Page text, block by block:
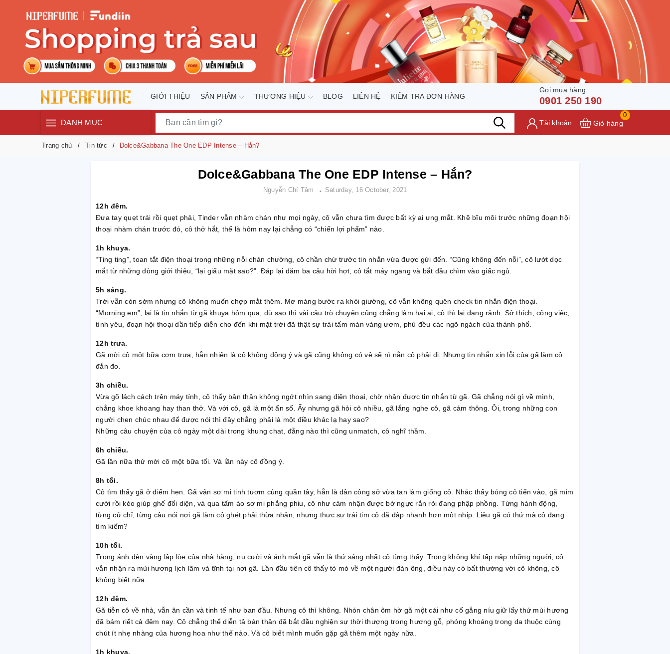
GIỚI THIỆU SẢN PHẨM THƯƠNG HIỆU BLOG LIÊN HỆ KIỂM TRA ĐƠN HÀNG
Gọi mua hàng:
0901 250 190
DANH MỤC Tài khoản
0
Giỏ hàng
Trang chủ Tin tức Dolce&Gabbana The One EDP Intense – Hắn?
Dolce&Gabbana The One EDP Intense – Hắn?
Nguyễn Chí Tâm Saturday, 16 October, 2021
12h đêm.
Đưa tay quẹt trái rồi quẹt phải, Tinder vẫn nhàm chán như mọi ngày, cô vẫn chưa tìm được bất kỳ ai ưng mắt. Khẽ bĩu môi trước những đoạn hội
thoại nhàm chán trước đó, cô thở hắt, thế là hôm nay lại chẳng có “chiến lợi phẩm” nào.
1h khuya.
“Ting ting”, toan tắt điện thoại trong những nỗi chán chường, cô chần chừ trước tin nhắn vừa được gửi đến. “Cũng không đến nỗi”, cô lướt dọc
mắt từ những dòng giới thiệu, “lại giấu mặt sao?”. Đáp lại dăm ba câu hời hợt, cô tắt máy ngang và bắt đầu chìm vào giấc ngủ.
5h sáng.
Trời vẫn còn sớm nhưng cô không muốn chợp mắt thêm. Mơ màng bước ra khỏi giường, cô vẫn không quên check tin nhắn điện thoại.
“Morning em”, lại là tin nhắn từ gã khuya hôm qua, dù sao thì vài câu trò chuyện cũng chẳng làm hại ai, cô thì lại đang rảnh. Sở thích, công việc,
tình yêu, đoạn hội thoại dần tiếp diễn cho đến khi mặt trời đã thật sự trải tấm màn vàng ươm, phủ đều các ngõ ngách của thành phố.
12h trưa.
Gã mời cô một bữa cơm trưa, hẳn nhiên là cô không đồng ý và gã cũng không có vẻ sẽ nì nằn cô phải đi. Nhưng tin nhắn xin lỗi của gã làm cô
đắn đo.
3h chiều.
Vừa gõ lách cách trên máy tính, cô thấy bản thân không ngớt nhìn sang điện thoại, chờ nhận được tin nhắn từ gã. Gã chẳng nói gì về mình,
chẳng khoe khoang hay than thở. Và với cô, gã là một ẩn số. Ấy nhưng gã hỏi cô nhiều, gã lắng nghe cô, gã cảm thông. Ôi, trong những con
người chen chúc nhau để được nói thì đây chẳng phải là một điều khác lạ hay sao?
Những câu chuyện của cô ngày một dài trong khung chat, đằng nào thì cũng unmatch, cô nghĩ thầm.
6h chiều.
Gã lần nữa thử mời cô một bữa tối. Và lần này cô đồng ý.
8h tối.
Cô tìm thấy gã ở điểm hẹn. Gã vận sơ mi tinh tươm cùng quần tây, hẳn là dân công sở vừa tan làm giống cô. Nhác thấy bóng cô tiến vào, gã mỉm
cười rồi kéo giúp ghế đối diện, và qua tấm áo sơ mi phẳng phiu, cô như cảm nhận được bờ ngực rắn rỏi đang phập phồng. Từng hành động,
từng cử chỉ, từng câu nói nơi gã làm cô ghét phải thừa nhận, nhưng thực sự trái tim cô đã đập nhanh hơn một nhịp. Liệu gã có thứ mà cô đang
tìm kiếm?
10h tối.
Trong ánh đèn vàng lập lòe của nhà hàng, nụ cười và ánh mắt gã vẫn là thứ sáng nhất cô từng thấy. Trong không khí tấp nập những người, cô
vẫn nhận ra mùi hương lịch lãm và tĩnh tại nơi gã. Lần đầu tiên cô thấy tò mò về một người đàn ông, điều này có bất thường với cô không, cô
không biết nữa.
12h đêm.
Gã tiễn cô về nhà, vẫn ân cần và tinh tế như ban đầu. Nhưng cô thì không. Nhón chân ôm hờ gã một cái như cố gắng níu giữ lấy thứ mùi hương
đã bám riết cả đêm nay. Cô chẳng thể diễn tả bản thân đã bắt đầu nghiện sự thời thượng trong hương gỗ, phóng khoáng trong da thuộc cùng
chút ít nhẹ nhàng của hương hoa như thế nào. Và cô biết mình muốn gặp gã thêm một ngày nữa.
1h khuya.